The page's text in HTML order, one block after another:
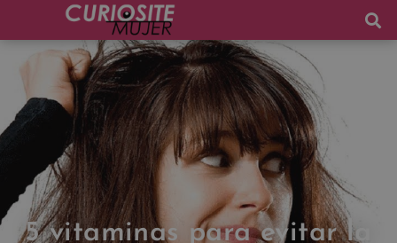
5 vitaminas para evitar la